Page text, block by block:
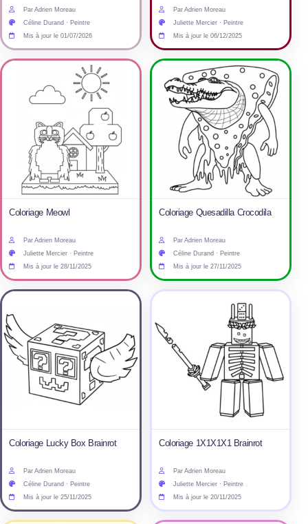
Par Adrien Moreau
Céline Durand · Peintre
Mis à jour le 01/07/2026
Par Adrien Moreau
Juliette Mercier · Peintre
Mis à jour le 06/12/2025
Coloriage Meowl
Par Adrien Moreau
Juliette Mercier · Peintre
Mis à jour le 28/11/2025
Coloriage Quesadilla Crocodila
Par Adrien Moreau
Céline Durand · Peintre
Mis à jour le 27/11/2025
Coloriage Lucky Box Brainrot
Par Adrien Moreau
Céline Durand · Peintre
Mis à jour le 25/11/2025
Coloriage 1X1X1X1 Brainrot
Par Adrien Moreau
Juliette Mercier · Peintre
Mis à jour le 20/11/2025